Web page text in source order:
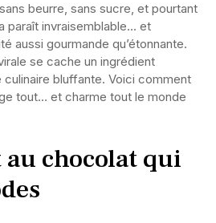
beurre, sans sucre, et pourtant
paraît invraisemblable… et
aussi gourmande qu’étonnante.
se cache un ingrédient
bluffante. Voici comment
tout… et charme tout le monde
chocolat qui